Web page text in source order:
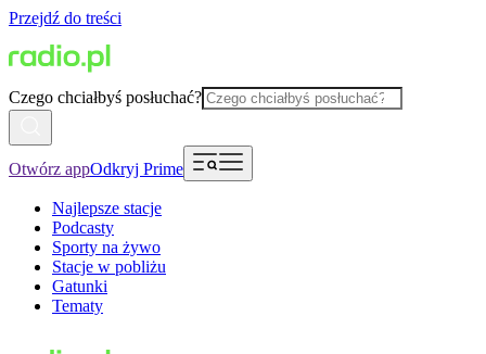
Przejdź do treści
Czego chciałbyś posłuchać?
Otwórz appOdkryj Prime
Najlepsze stacje
Podcasty
Sporty na żywo
Stacje w pobliżu
Gatunki
Tematy